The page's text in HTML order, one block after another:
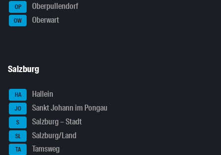
OP Oberpullendorf
OW Oberwart
Salzburg
HA Hallein
JO Sankt Johann im Pongau
S Salzburg – Stadt
SL Salzburg/Land
TA Tamsweg